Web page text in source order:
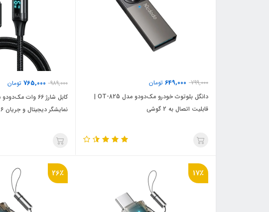
799,000
649,000 تومان
دانگل بلوتوث خودرو مک‌دودو مدل OT-825 |
قابلیت اتصال به 2 گوشی
989,000
765,000 تومان
نمایشگر دیجیتال و جریان 6 آمپر
17٪ 26٪